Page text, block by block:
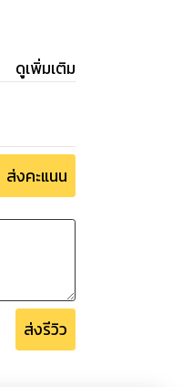
ดูเพิ่มเติม
ส่งคะแนน
ส่งรีวิว